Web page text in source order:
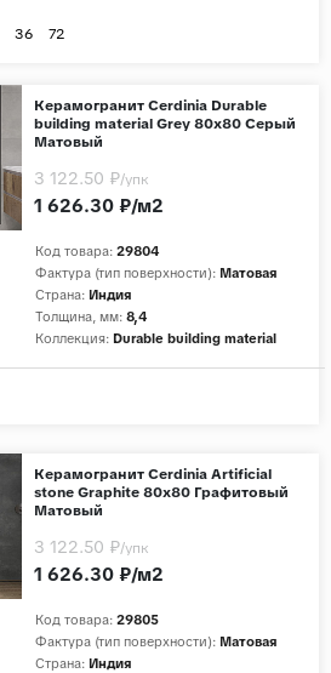
Дерево
Камень
Поверхность
Сатинированная
Страны
36 72
Керамогранит Cerdinia Durable
building material Grey 80x80 Серый
Матовый
Код товара: 29804
Фактура (тип поверхности): Матовая
Страна: Индия
Толщина, мм: 8,4
Коллекция: Durable building material
1 626.30 ₽/м2
3 122.50 ₽/упк
Керамогранит Cerdinia Artificial
stone Graphite 80x80 Графитовый
Матовый
Код товара: 29805
Фактура (тип поверхности): Матовая
Страна: Индия
1 626.30 ₽/м2
3 122.50 ₽/упк